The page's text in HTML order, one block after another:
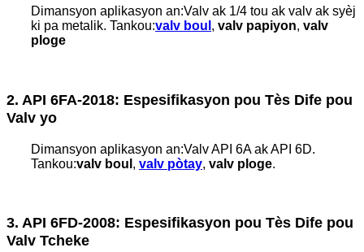
Dimansyon aplikasyon an:Valv ak 1/4 tou ak valv ak syèj
ki pa metalik. Tankou:valv boul , valv papiyon, valv
ploge
2. API 6FA-2018: Espesifikasyon pou Tès Dife pou
Valv yo
Dimansyon aplikasyon an:Valv API 6A ak API 6D.
Tankou:valv boul , valv pòtay, valv ploge.
3. API 6FD-2008: Espesifikasyon pou Tès Dife pou
Valv Tcheke